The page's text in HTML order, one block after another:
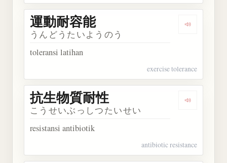
Dengarkan
運動耐容能
うんどうたいようのう
toleransi latihan
exercise tolerance
Dengarkan
抗生物質耐性
こうせいぶっしつたいせい
resistansi antibiotik
antibiotic resistance